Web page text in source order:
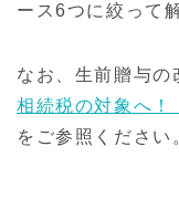
ース6つに絞って
なお、生前贈与の
相続税の対象へ
をご参照ください